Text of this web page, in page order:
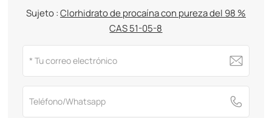
Sujeto :Clorhidrato de procaína con pureza del 98 %
CAS 51-05-8